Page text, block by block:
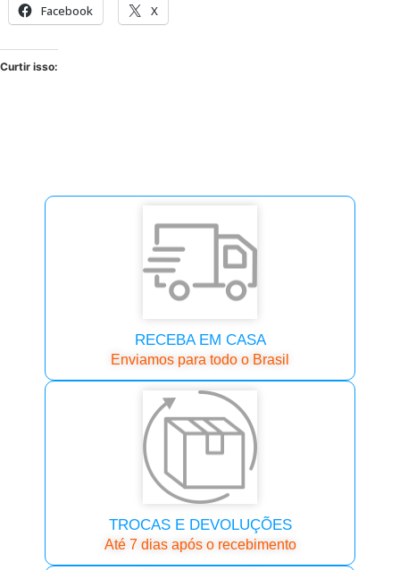
Facebook X
Curtir isso:
RECEBA EM CASA
Enviamos para todo o Brasil
TROCAS E DEVOLUÇÕES
Até 7 dias após o recebimento